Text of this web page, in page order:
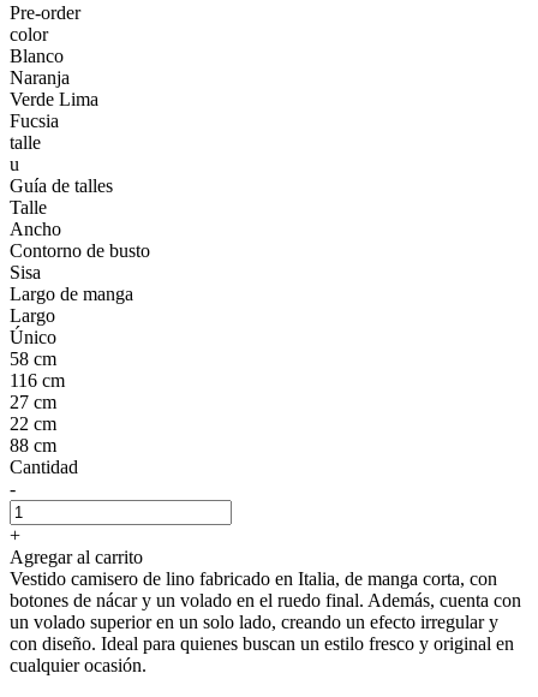
Pre-order
color
Blanco
Naranja
Verde Lima
Fucsia
talle
u
Guía de talles
Talle
Ancho
Contorno de busto
Sisa
Largo de manga
Largo
Único
58 cm
116 cm
27 cm
22 cm
88 cm
Cantidad
-
+
Agregar al carrito
Vestido camisero de lino fabricado en Italia, de manga corta, con
botones de nácar y un volado en el ruedo final. Además, cuenta con
un volado superior en un solo lado, creando un efecto irregular y
con diseño. Ideal para quienes buscan un estilo fresco y original en
cualquier ocasión.